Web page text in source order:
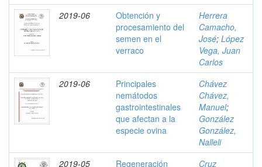
2019-06
Obtención y
procesamiento del
semen en el
verraco
Herrera
Camacho,
José; López
Vega, Juan
Carlos
2019-06
Principales
nemátodos
gastrointestinales
que afectan a la
especie ovina
Chávez
Chávez,
Manuel;
González
González,
Nalleli
2019-05
Regeneración Cruz